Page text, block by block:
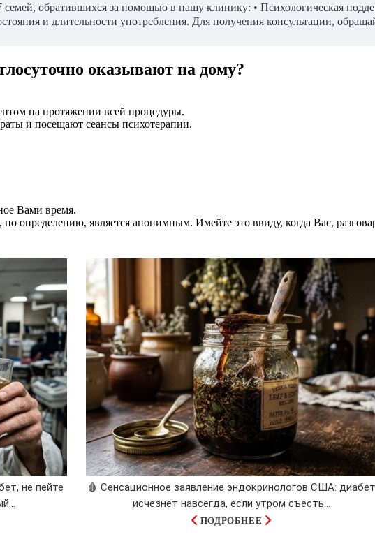
семей, обратившихся за помощью в нашу клинику: • Психологическая
и длительности употребления. Для получения консультации,
оказывают на дому?
на протяжении всей процедуры.
и посещают сеансы психотерапии.
Вами время.
, по определению, является анонимным. Имейте это ввиду, когда Вас,
не пейте
🩸 Сенсационное заявление эндокринологов США: диабет
исчезнет навсегда, если утром съесть...
ПОДРОБНЕЕ